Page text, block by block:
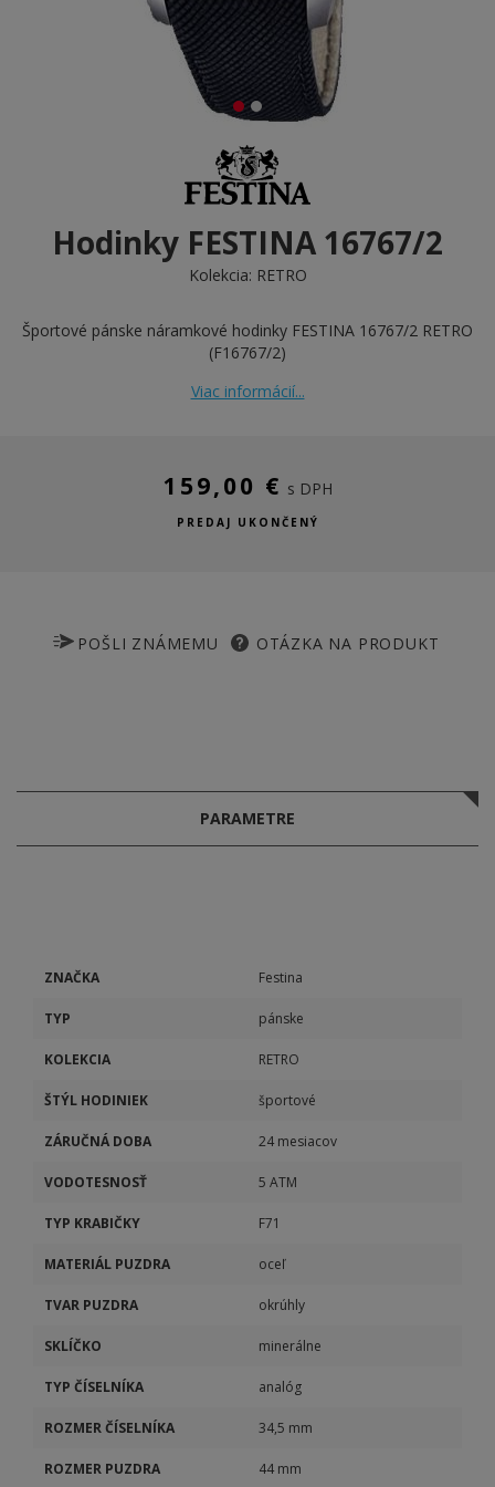
Hodinky FESTINA 16767/2
Kolekcia: RETRO
Športové pánske náramkové hodinky FESTINA 16767/2 RETRO
(F16767/2)
Viac informácií...
159,00 € s DPH
PREDAJ UKONČENÝ
POŠLI ZNÁMEMU OTÁZKA NA PRODUKT
PARAMETRE
ZNAČKA Festina
TYP pánske
KOLEKCIA RETRO
ŠTÝL HODINIEK športové
ZÁRUČNÁ DOBA 24 mesiacov
VODOTESNOSŤ 5 ATM
TYP KRABIČKY F71
MATERIÁL PUZDRA oceľ
TVAR PUZDRA okrúhly
SKLÍČKO minerálne
TYP ČÍSELNÍKA analóg
ROZMER ČÍSELNÍKA 34,5 mm
ROZMER PUZDRA 44 mm